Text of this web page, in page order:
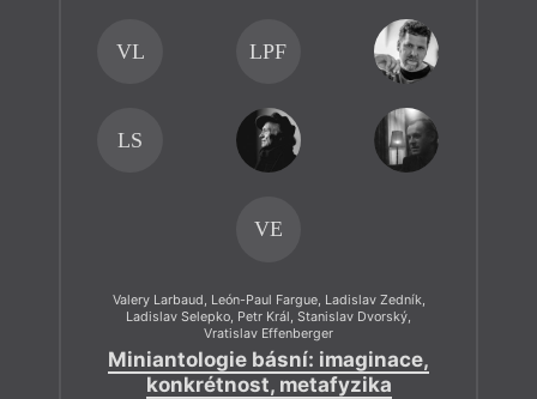
VL LPF
LS
VE
Valery Larbaud, León-Paul Fargue, Ladislav Zedník,
Ladislav Selepko, Petr Král, Stanislav Dvorský,
Vratislav Effenberger
Miniantologie básní: imaginace,
konkrétnost, metafyzika